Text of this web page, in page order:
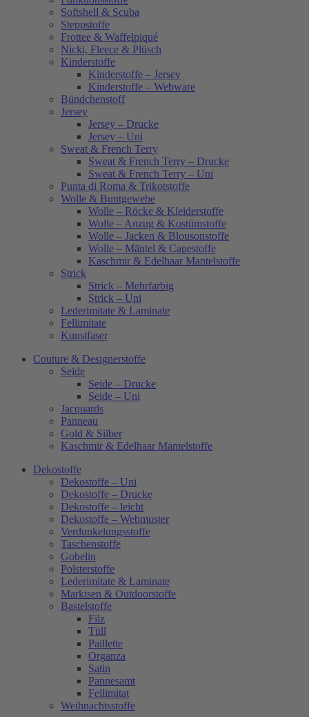
Softshell & Scuba
Steppstoffe
Frottee & Waffelpiqué
Nicki, Fleece & Plüsch
Kinderstoffe
Kinderstoffe – Jersey
Kinderstoffe – Webware
Bündchenstoff
Jersey
Jersey – Drucke
Jersey – Uni
Sweat & French Terry
Sweat & French Terry – Drucke
Sweat & French Terry – Uni
Punta di Roma & Trikotstoffe
Wolle & Buntgewebe
Wolle – Röcke & Kleiderstoffe
Wolle – Anzug & Kostümstoffe
Wolle – Jacken & Blousonstoffe
Wolle – Mäntel & Capestoffe
Kaschmir & Edelhaar Mantelstoffe
Strick
Strick – Mehrfarbig
Strick – Uni
Lederimitate & Laminate
Fellimitate
Kunstfaser
Couture & Designerstoffe
Seide
Seide – Drucke
Seide – Uni
Jacquards
Panneau
Gold & Silber
Kaschmir & Edelhaar Mantelstoffe
Dekostoffe
Dekostoffe – Uni
Dekostoffe – Drucke
Dekostoffe – leicht
Dekostoffe – Webmuster
Verdunkelungsstoffe
Taschenstoffe
Gobelin
Polsterstoffe
Lederimitate & Laminate
Markisen & Outdoorstoffe
Bastelstoffe
Filz
Tüll
Paillette
Organza
Satin
Pannesamt
Fellimitat
Weihnachtsstoffe